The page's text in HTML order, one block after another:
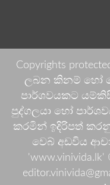
Copyrights
ලබන කිනම් හෝ
පාර්ශවයකට
පුද්ගලයා හෝ
කරමින් ඉදිරිපත්
වෙබ් අඩවිය
'www.vinivida.lk'